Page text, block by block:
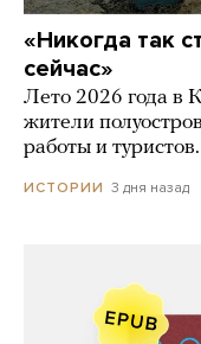
«Никогда так
сейчас»
Лето 2026 года в
жители
работы и
ИСТОРИИ 3 дня назад